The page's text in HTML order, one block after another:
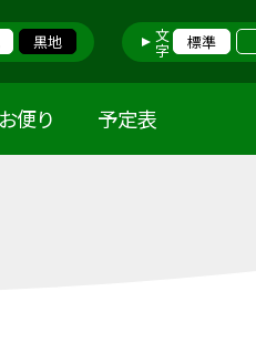
黒地 文字 標準
便り 予定表